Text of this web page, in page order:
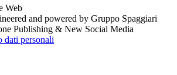
and powered by Gruppo Spaggiari
Publishing & New Social Media
dati personali